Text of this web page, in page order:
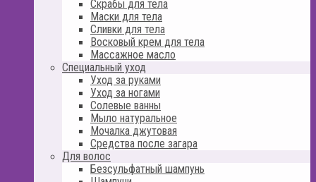
Скрабы для тела
Маски для тела
Сливки для тела
Восковый крем для тела
Массажное масло
Специальный уход
Уход за руками
Уход за ногами
Солевые ванны
Мыло натуральное
Мочалка джутовая
Средства после загара
Для волос
Безсульфатный шампунь